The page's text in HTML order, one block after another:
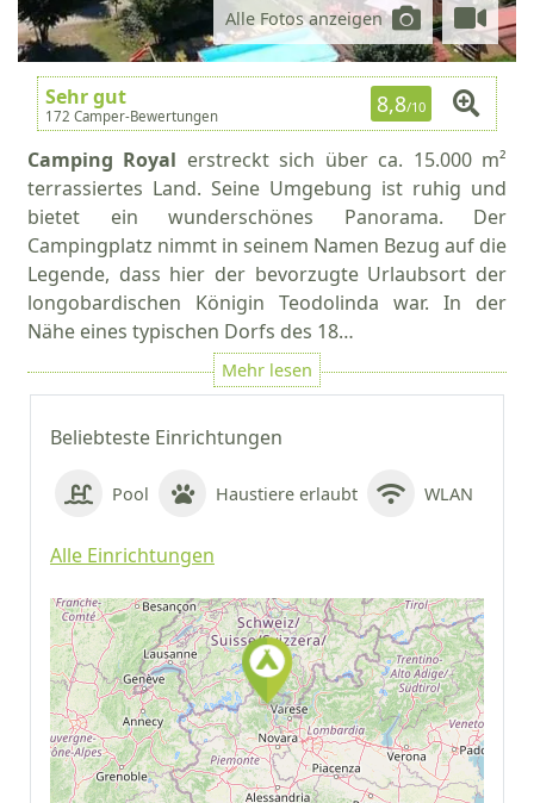
Beliebteste Einrichtungen
Pool Haustiere erlaubt WLAN
Alle Einrichtungen
Auf Google Maps
anzeigen
Alle Fotos anzeigen
Sehr gut
172 Camper-Bewertungen 8,8/10
Camping Royal erstreckt sich über ca. 15.000 m²
terrassiertes Land. Seine Umgebung ist ruhig und
bietet ein wunderschönes Panorama. Der
Campingplatz nimmt in seinem Namen Bezug auf die
Legende, dass hier der bevorzugte Urlaubsort der
longobardischen Königin Teodolinda war. In der
Nähe eines typischen Dorfs des 18…